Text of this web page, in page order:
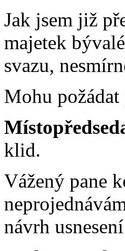
Jak jsem již
majetek
svazu,
Mohu
klid.
Vážený pane
návrh